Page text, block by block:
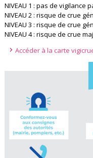
NIVEAU 1 : pas de vigilance
NIVEAU 2 : risque de crue
NIVEAU 3 : risque de crue
NIVEAU 4 : risque de crue
Accéder à la carte